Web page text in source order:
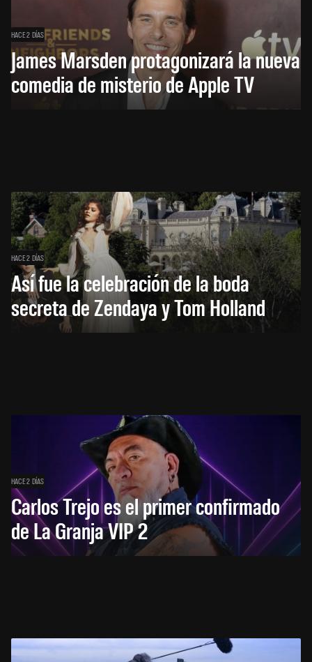
HACE 2 DÍAS
James Marsden protagonizará la nueva
comedia de misterio de Apple TV
HACE 2 DÍAS
Así fue la celebración de la boda
secreta de Zendaya y Tom Holland
HACE 2 DÍAS
Carlos Trejo es el primer confirmado
de La Granja VIP 2